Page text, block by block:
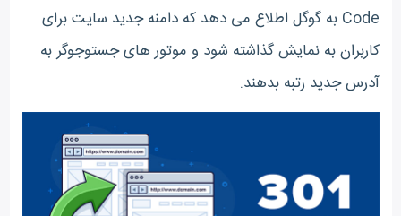
Code به گوگل اطلاع می دهد که دامنه جدید سایت برای
کاربران به نمایش گذاشته شود و موتور های جستوجوگر به
آدرس جدید رتبه بدهند.